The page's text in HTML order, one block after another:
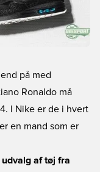
på med
Ronaldo må
I Nike er de i hvert
en mand som er
udvalg af tøj fra